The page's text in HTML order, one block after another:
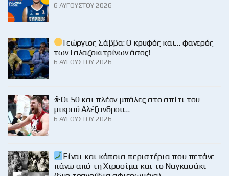
6 ΑΥΓΟΎΣΤΟΥ 2026
Γεώργιος Σάββα: Ο κρυφός και… φανερός
των Γαλαζοκιτρίνων άσος!
6 ΑΥΓΟΎΣΤΟΥ 2026
⛹️Οι 50 και πλέον μπάλες στο σπίτι του
μικρού Αλέξανδρου…
6 ΑΥΓΟΎΣΤΟΥ 2026
Είναι και κάποια περιστέρια που πετάνε
πάνω από τη Χιροσίμα και το Ναγκασάκι